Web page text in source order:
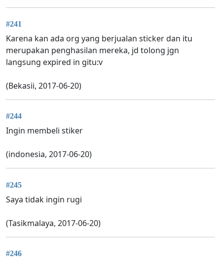
#241
Karena kan ada org yang berjualan sticker dan itu
merupakan penghasilan mereka, jd tolong jgn
langsung expired in gitu:v
(Bekasii, 2017-06-20)
#244
Ingin membeli stiker
(indonesia, 2017-06-20)
#245
Saya tidak ingin rugi
(Tasikmalaya, 2017-06-20)
#246